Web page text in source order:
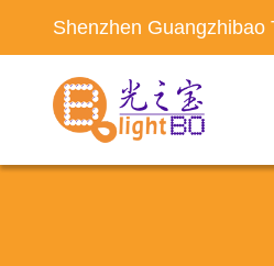
Shenzhen Guangzhibao